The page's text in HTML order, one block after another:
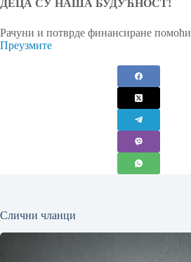
ДЕЦА СУ НАША БУДУЋНОСТ!
Рачуни и потврде финансиране помоћи
Преузмите
Слични чланци